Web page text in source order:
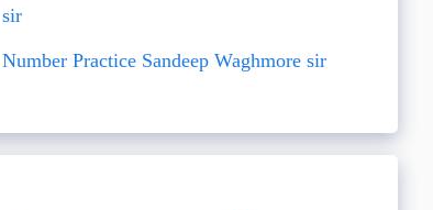
sir
Number Practice Sandeep Waghmore sir